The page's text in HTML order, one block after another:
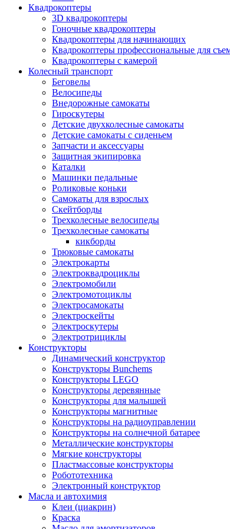
Квадрокоптеры
3D квадрокоптеры
Гоночные квадрокоптеры
Квадрокоптеры для начинающих
Квадрокоптеры профессиональные для
Квадрокоптеры с камерой
Колесный транспорт
Беговелы
Велосипеды
Внедорожные самокаты
Гироскутеры
Детские двухколесные самокаты
Детские самокаты с сиденьем
Запчасти и аксессуары
Защитная экипировка
Каталки
Машинки педальные
Роликовые коньки
Самокаты для взрослых
Скейтборды
Трехколесные велосипеды
Трехколесные самокаты
кикборды
Трюковые самокаты
Электрокарты
Электроквадроциклы
Электромобили
Электромотоциклы
Электросамокаты
Электроскейты
Электроскутеры
Электротрициклы
Конструкторы
Динамический конструктор
Конструкторы Bunchems
Конструкторы LEGO
Конструкторы деревянные
Конструкторы для малышей
Конструкторы магнитные
Конструкторы на радиоуправлении
Конструкторы на солнечной батарее
Металлические конструкторы
Мягкие конструкторы
Пластмассовые конструкторы
Робототехника
Электронный конструктор
Масла и автохимия
Клеи (циакрин)
Краска